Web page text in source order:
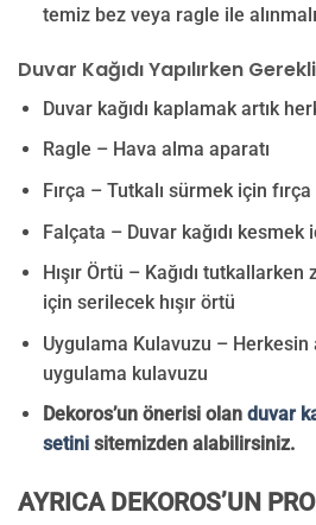
temiz bez veya ragle ile
Duvar Kağıdı Yapılırken
Duvar kağıdı kaplamak artık
Ragle – Hava alma aparatı
Fırça – Tutkalı sürmek için fırça
Falçata – Duvar kağıdı kesmek
Hışır Örtü – Kağıdı
için serilecek hışır örtü
Uygulama Kulavuzu –
uygulama kulavuzu
Dekoros’un önerisi olan duvar
setinisitemizden alabilirsiniz.
AYRICA DEKOROS’UN